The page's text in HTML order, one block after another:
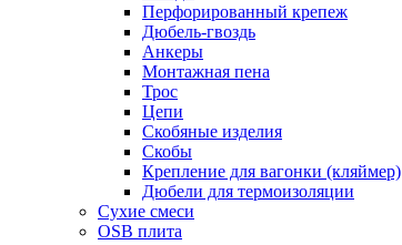
Перфорированный крепеж
Дюбель-гвоздь
Анкеры
Монтажная пена
Трос
Цепи
Скобяные изделия
Скобы
Крепление для вагонки (кляймер)
Дюбели для термоизоляции
Сухие смеси
OSB плита